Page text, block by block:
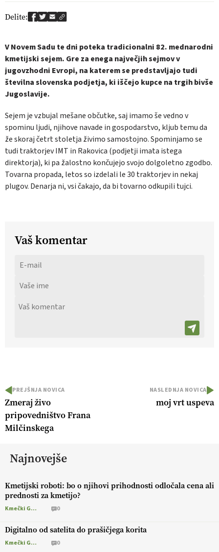
Delite:
V Novem Sadu te dni poteka tradicionalni 82. mednarodni
kmetijski sejem. Gre za enega največjih sejmov v
jugovzhodni Evropi, na katerem se predstavljajo tudi
številna slovenska podjetja, ki iščejo kupce na trgih bivše
Jugoslavije.
Sejem je vzbujal mešane občutke, saj imamo še vedno v
spominu ljudi, njihove navade in gospodarstvo, kljub temu da
že skoraj četrt stoletja živimo samostojno. Spominjamo se
tudi traktorjev IMT in Rakovica (podjetji imata istega
direktorja), ki pa žalostno končujejo svojo dolgoletno zgodbo.
Tovarna propada, letos so izdelali le 30 traktorjev in nekaj
plugov. Denarja ni, vsi čakajo, da bi tovarno odkupili tujci.
Vaš komentar
PREJŠNJA NOVICA
Zmeraj živo
pripovedništvo Frana
Milčinskega
NASLEDNJA NOVICA
moj vrt uspeva
Najnovejše
Kmetijski roboti: bo o njihovi prihodnosti odločala cena ali
prednosti za kmetijo?
Kmečki Glas 0
Digitalno od satelita do prašičjega korita
Kmečki Glas 0